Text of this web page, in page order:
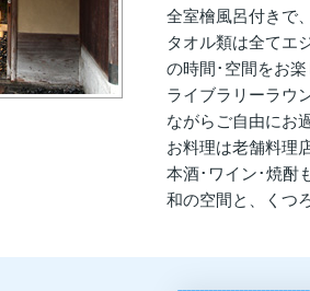
全室檜風呂付きで
タオル類は全てエ
の時間･空間をお楽
ライブラリーラウ
ながらご自由にお
お料理は老舗料理
本酒･ワイン･焼酎
和の空間と、くつ